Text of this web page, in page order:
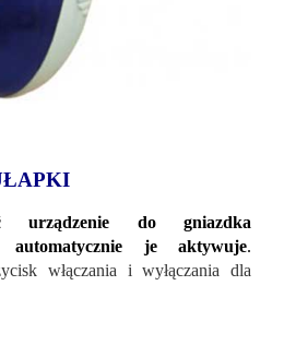
urządzenie do gniazdka
automatycznie je aktywuje.
włączania i wyłączania dla